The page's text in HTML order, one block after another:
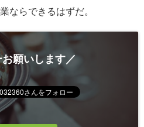
ならできるはずだ。
願いします／